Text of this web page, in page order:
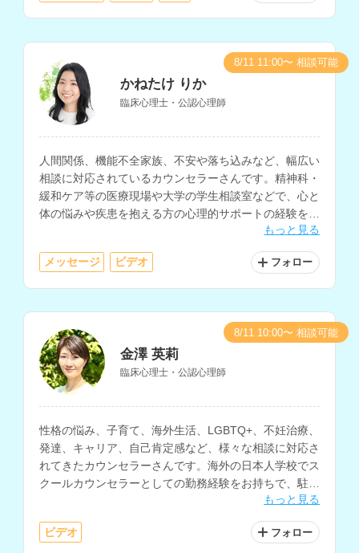
かねたけ りか
臨床心理士・公認心理師
人間関係、機能不全家族、不安や落ち込みなど、幅広い
相談に対応されているカウンセラーさんです。精神科・
緩和ケア等の医療現場や大学の学生相談室などで、心と
体の悩みや疾患を抱える方の心理的サポートの経験をお
持ちで、夢分析などのイメージを用いたアプローチも取
もっと見る
メッセージ ビデオ フォロー
8/11 11:00〜 相談可能
金澤 英莉
臨床心理士・公認心理師
性格の悩み、子育て、海外生活、LGBTQ+、不妊治療、
発達、キャリア、自己肯定感など、様々な相談に対応さ
れてきたカウンセラーさんです。海外の日本人学校でス
クールカウンセラーとしての勤務経験をお持ちで、駐在
帯同や帰国後の生活の悩みの相談などにも対応されてい
ます。
もっと見る
ビデオ フォロー
8/11 10:00〜 相談可能